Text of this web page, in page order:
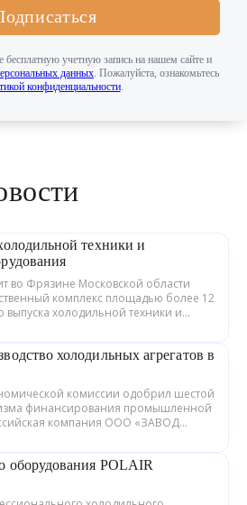
бесплатную учетную запись на нашем сайте и
данных. Пожалуйста, ознакомьтесь
конфиденциальности.
техники и
во Фрязине Московской области
комплекс площадью более 12
выпуска холодильной техники и
...
холодильных агрегатов в
комиссии одобрил шестой
финансирования промышленной
компания ООО «ЗАВОД
оборудования POLAIR